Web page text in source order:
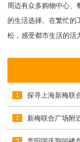
周边有众多购物中心、
的生活选择。在繁忙的
松，感受都市生活的活
1 探寻上海新梅联
2 新梅联合广场附